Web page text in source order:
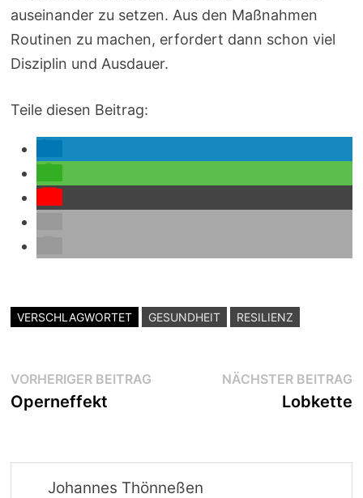
auseinander zu setzen. Aus den Maßnahmen
Routinen zu machen, erfordert dann schon viel
Disziplin und Ausdauer.
Teile diesen Beitrag:
VERSCHLAGWORTET GESUNDHEIT RESILIENZ
Beitragsnavigation
VORHERIGER BEITRAG Vorheriger
Operneffekt
NÄCHSTER BEITRAG
Lobkette
Johannes Thönneßen